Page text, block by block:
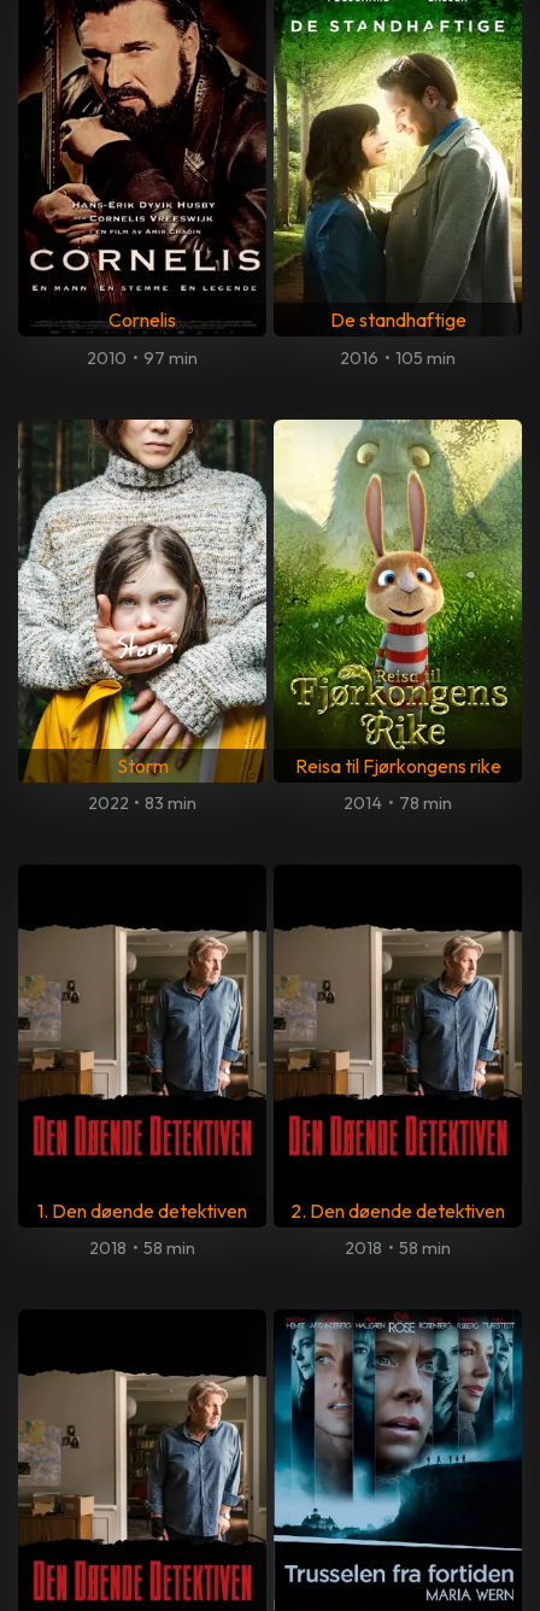
Cornelis
2010 • 97 min
De standhaftige
2016 • 105 min
Storm
2022 • 83 min
Reisa til Fjørkongens rike
2014 • 78 min
1. Den døende detektiven
2018 • 58 min
2. Den døende detektiven
2018 • 58 min